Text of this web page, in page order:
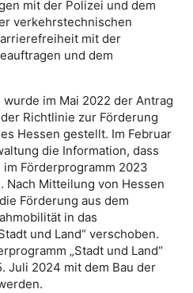
mit der Polizei und dem
verkehrstechnischen
mit der
und dem
im Mai 2022 der Antrag
Richtlinie zur Förderung
Hessen gestellt. Im Februar
die Information, dass
Förderprogramm 2023
Nach Mitteilung von Hessen
Förderung aus dem
in das
und Land“ verschoben.
„Stadt und Land“
Juli 2024 mit dem Bau der